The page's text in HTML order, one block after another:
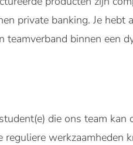
private banking. Je
binnen een
die ons team kan
werkzaamheden